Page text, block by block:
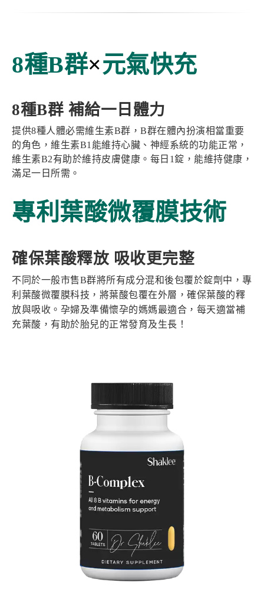
8種B群×元氣快充
8種B群 補給一日體力
提供8種人體必需維生素B群，B群在體內扮演相當重要
的角色，維生素B1能維持心臟、神經系統的功能正常，
維生素B2有助於維持皮膚健康。每日1錠，能維持健康，
滿足一日所需。
專利葉酸微覆膜技術
確保葉酸釋放 吸收更完整
不同於一般市售B群將所有成分混和後包覆於錠劑中，專
利葉酸微覆膜科技，將葉酸包覆在外層，確保葉酸的釋
放與吸收。孕婦及準備懷孕的媽媽最適合，每天適當補
充葉酸，有助於胎兒的正常發育及生長！